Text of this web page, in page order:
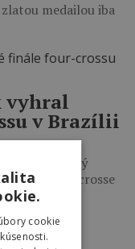
medailou iba
vyhral
v Brazílii
potvrdil český
vo four-crosse
cookie